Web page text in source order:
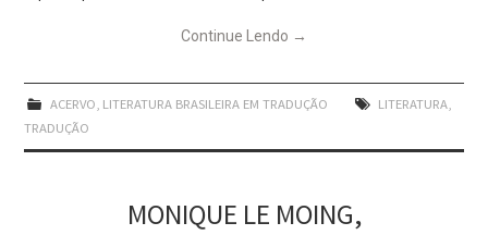
Continue Lendo →
ACERVO LITERATURA BRASILEIRA EM TRADUÇÃO LITERATURA,
TRADUÇÃO
MONIQUE LE MOING,